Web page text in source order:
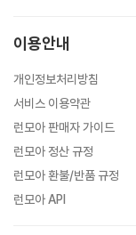
이용안내
개인정보처리방침
서비스 이용약관
런모아 판매자 가이드
런모아 정산 규정
런모아 환불/반품 규정
런모아 API